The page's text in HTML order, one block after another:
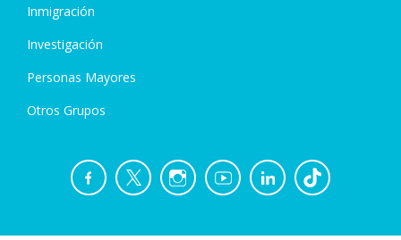
Inmigración
Investigación
Personas Mayores
Otros Grupos